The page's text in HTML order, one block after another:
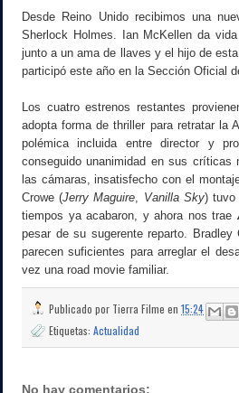
Desde Reino Unido recibimos una
Sherlock Holmes. Ian McKellen da
junto a un ama de llaves y el hijo de
participó este año en la Sección Oficial
Los cuatro estrenos restantes
adopta forma de thriller para retratar la
polémica incluida entre director y
conseguido unanimidad en sus críticas
las cámaras, insatisfecho con el
Crowe (Jerry Maguire Vanilla Sky) tuvo
tiempos ya acabaron, y ahora nos trae
pesar de su sugerente reparto.
parecen suficientes para arreglar el
vez una road movie familiar.
Publicado por Tierra Filme en 15:24
Etiquetas: Actualidad
No hay comentarios: